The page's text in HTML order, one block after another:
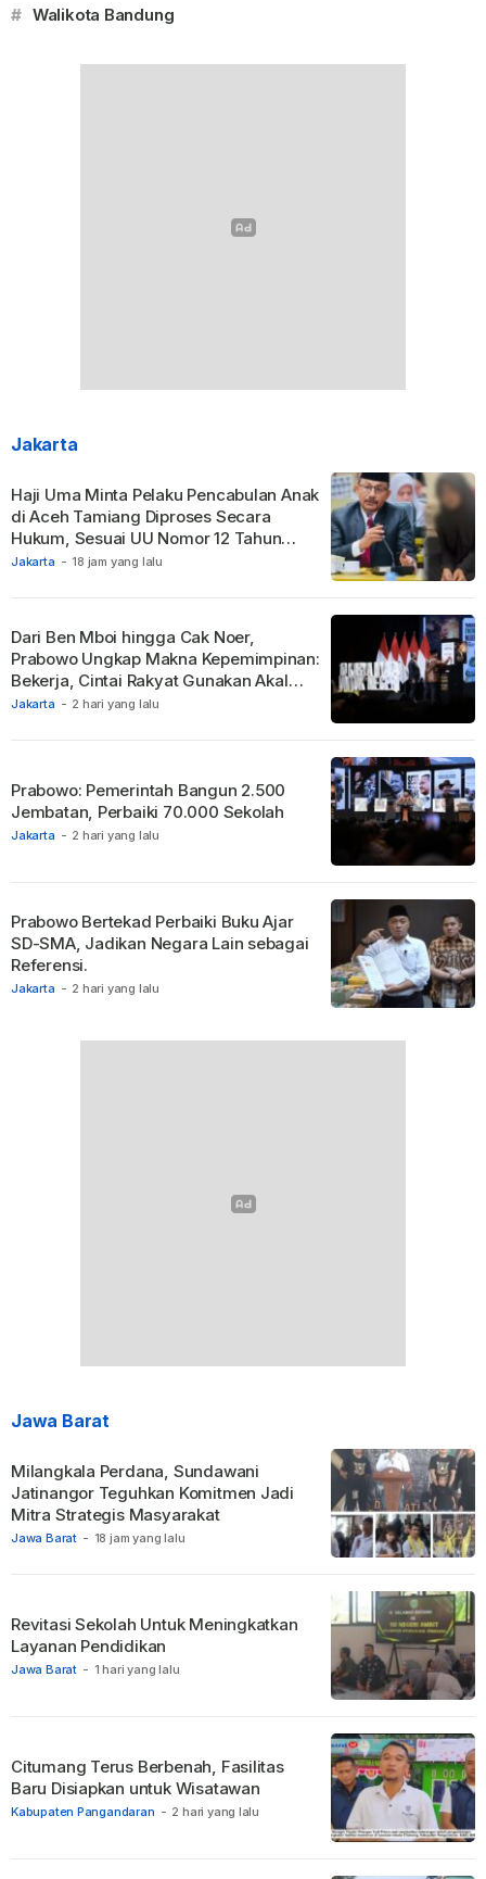
# Walikota Bandung
Jakarta
Jakarta - 18 jam yang lalu
Haji Uma Minta Pelaku Pencabulan Anak
di Aceh Tamiang Diproses Secara
Hukum, Sesuai UU Nomor 12 Tahun
2022 Tentang TPKS
Jakarta - 2 hari yang lalu
Dari Ben Mboi hingga Cak Noer,
Prabowo Ungkap Makna Kepemimpinan:
Bekerja, Cintai Rakyat Gunakan Akal
Sehat.
Jakarta - 2 hari yang lalu
Prabowo: Pemerintah Bangun 2.500
Jembatan, Perbaiki 70.000 Sekolah
Jakarta - 2 hari yang lalu
Prabowo Bertekad Perbaiki Buku Ajar
SD-SMA, Jadikan Negara Lain sebagai
Referensi.
Jawa Barat
Jawa Barat - 18 jam yang lalu
Milangkala Perdana, Sundawani
Jatinangor Teguhkan Komitmen Jadi
Mitra Strategis Masyarakat
Jawa Barat - 1 hari yang lalu
Revitasi Sekolah Untuk Meningkatkan
Layanan Pendidikan
Kabupaten Pangandaran - 2 hari yang lalu
Citumang Terus Berbenah, Fasilitas
Baru Disiapkan untuk Wisatawan